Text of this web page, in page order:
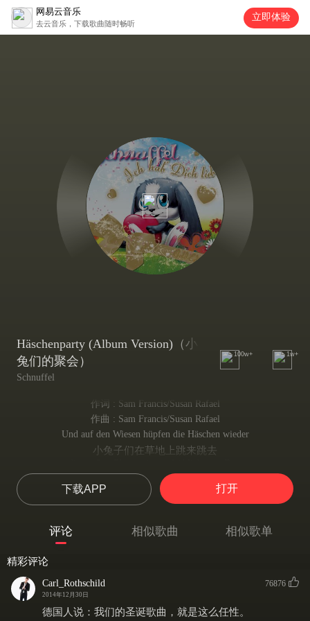
网易云音乐
去云音乐，下载歌曲随时畅听
立即体验
Häschenparty (Album Version)（小
兔们的聚会）
Schnuffel
100w+ 1w+
作词 : Sam Francis/Susan Rafael
作曲 : Sam Francis/Susan Rafael
Und auf den Wiesen hüpfen die Häschen wieder
小兔子们在草地上跳来跳去
大大的耳朵愉快的随着节奏摆动
it’s bunnyparty alle hüpfen auf und nieder
这是兔宝宝聚会，大家都蹦蹦跳跳的
大家都一起唱歌这首歌
Jay Jay JayJayJayJay wir hüpfen zum Beat
喈~喈~喈~喈~喈~我们随着节奏跳
Jay Jay JayJayJayJay heute ist bunnyparty
下载APP 打开
评论 相似歌曲 相似歌单
精彩评论
Carl_Rothschild
2014年12月30日
76876
德国人说：我们的圣诞歌曲，就是这么任性。